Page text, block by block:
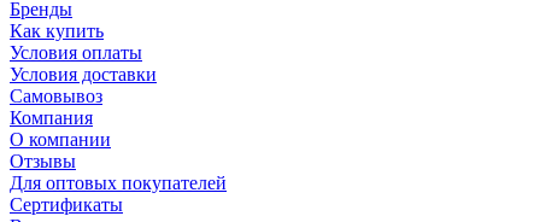
Бренды
Как купить
Условия оплаты
Условия доставки
Самовывоз
Компания
О компании
Отзывы
Для оптовых покупателей
Сертификаты